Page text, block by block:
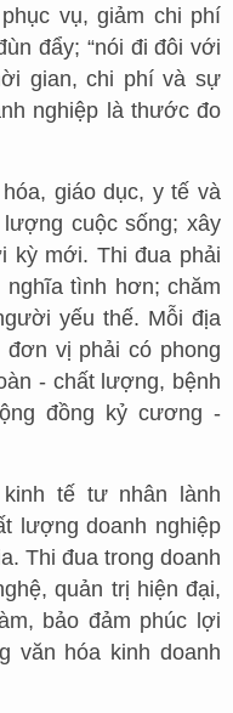
vụ, giảm chi phí
đẩy; “nói đi đôi với
gian, chi phí và sự
nghiệp là thước đo
giáo dục, y tế và
cuộc sống; xây
kỳ mới. Thi đua phải
tình hơn; chăm
yếu thế. Mỗi địa
vị phải có phong
- chất lượng, bệnh
đồng kỷ cương -
tế tư nhân lành
lượng doanh nghiệp
Thi đua trong doanh
quản trị hiện đại,
bảo đảm phúc lợi
văn hóa kinh doanh